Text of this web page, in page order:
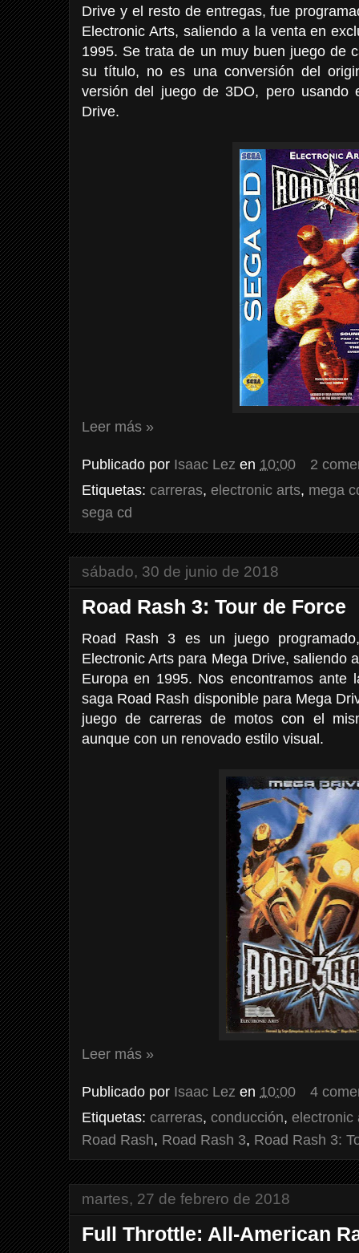
Drive y el resto de entregas, fue
Electronic Arts, saliendo a la venta en
1995. Se trata de un muy buen juego de
su título, no es una conversión del
versión del juego de 3DO, pero usando
Drive.
Leer más »
Publicado por Isaac Lez en 10:00
2
Etiquetas: carreras, electronic arts, mega
sega cd
sábado, 30 de junio de 2018
Road Rash 3: Tour de Force
Road Rash 3 es un juego
Electronic Arts para Mega Drive, saliendo
Europa en 1995. Nos encontramos ante
saga Road Rash disponible para Mega
juego de carreras de motos con el
aunque con un renovado estilo visual.
Leer más »
Publicado por Isaac Lez en 10:00
4
Etiquetas: carreras, conducción, electronic
Road Rash, Road Rash 3, Road Rash 3:
martes, 27 de febrero de 2018
Full Throttle: All-American